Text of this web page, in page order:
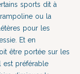
sports dit à
ou la
pour les
Et en
être portée sur les
est préférable